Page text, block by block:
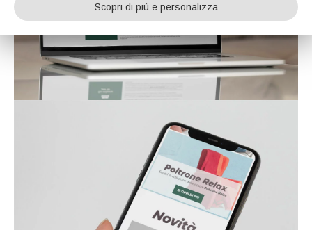
Scopri di più e personalizza